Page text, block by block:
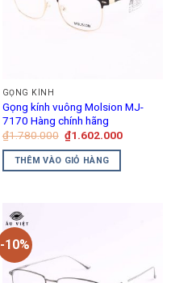
Các
được
chọn
trên
trang
sản
GỌNG KÍNH
Gọng kính vuông Molsion MJ-
7170 Hàng chính hãng
₫1.780.000 Giá
gốc
là:
₫1.780.000.
₫1.602.000Giá
THÊM VÀO GIỎ HÀNG
-10%